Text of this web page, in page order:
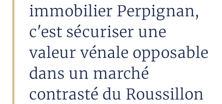
immobilier Perpignan,
c'est sécuriser une
valeur vénale opposable
dans un marché
contrasté du Roussillon